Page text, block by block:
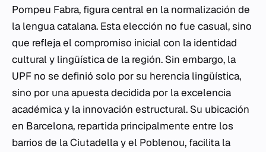
Pompeu Fabra, figura central en la normalización de
la lengua catalana. Esta elección no fue casual, sino
que refleja el compromiso inicial con la identidad
cultural y lingüística de la región. Sin embargo, la
UPF no se definió solo por su herencia lingüística,
sino por una apuesta decidida por la excelencia
académica y la innovación estructural. Su ubicación
en Barcelona, repartida principalmente entre los
barrios de la Ciutadella y el Poblenou, facilita la